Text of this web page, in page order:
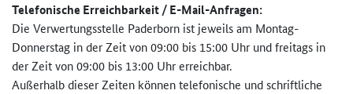
Telefonische Erreichbarkeit / E-Mail-Anfragen:
Die Verwertungsstelle Paderborn ist jeweils am Montag-
Donnerstag in der Zeit von 09:00 bis 15:00 Uhr und freitags in
der Zeit von 09:00 bis 13:00 Uhr erreichbar.
Außerhalb dieser Zeiten können telefonische und schriftliche